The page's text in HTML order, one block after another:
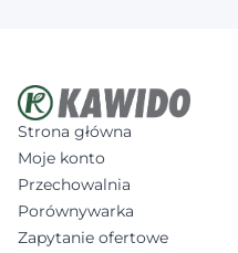
Strona główna
Moje konto
Przechowalnia
Porównywarka
Zapytanie ofertowe